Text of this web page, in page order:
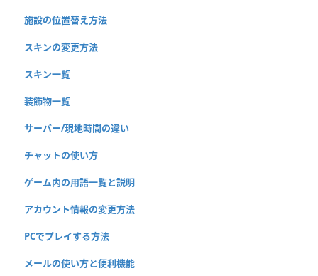
施設の位置替え方法
スキンの変更方法
スキン一覧
装飾物一覧
サーバー/現地時間の違い
チャットの使い方
ゲーム内の用語一覧と説明
アカウント情報の変更方法
PCでプレイする方法
メールの使い方と便利機能